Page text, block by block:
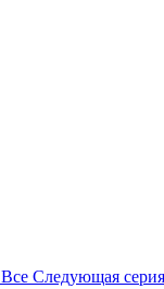
Все Следующая